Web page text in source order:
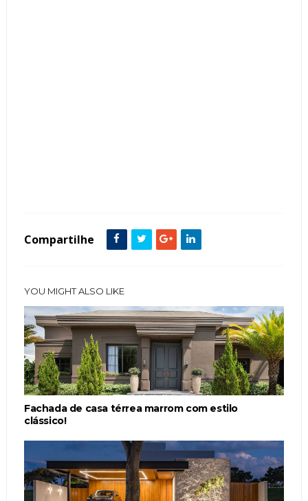
Compartilhe
YOU MIGHT ALSO LIKE
Fachada de casa térrea marrom com estilo
clássico!